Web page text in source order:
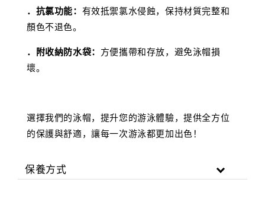
．抗氯功能： 有效抵禦氯水侵蝕，保持材質完整和
顏色不退色。
．附收納防水袋： 方便攜帶和存放，避免泳帽損
壞。
選擇我們的泳帽，提升您的游泳體驗，提供全方位
的保護與舒適，讓每一次游泳都更加出色！
保養方式